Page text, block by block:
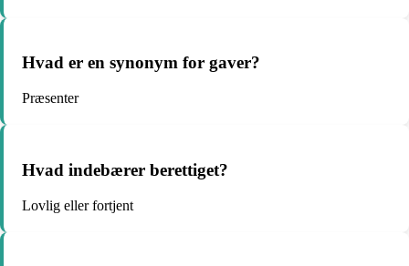
Hvad er en synonym for gaver?
Præsenter
Hvad indebærer berettiget?
Lovlig eller fortjent